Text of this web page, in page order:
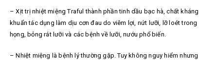
–Xịt trị nhiệt miệng Traful thành phần tinh dầu bạc hà, chất kháng
khuẩn tác dụng làm dịu cơn đau do viêm lợi, nứt lưỡi, lỡ loét trong
họng, bỏng rát lưỡi và các bệnh về lưỡi, nướu phổ biến.
– Nhiệt miệng là bệnh lý thường gặp. Tuy không nguy hiểm nhưng